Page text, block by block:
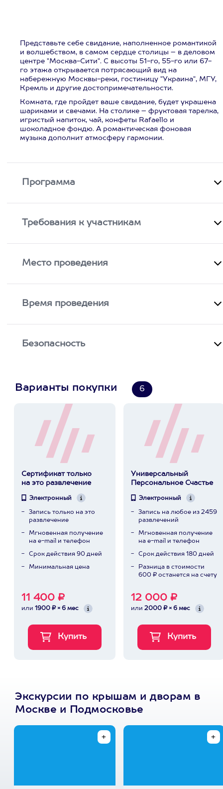
Представьте себе свидание, наполненное романтикой
и волшебством, в самом сердце столицы – в деловом
центре "Москва-Сити". С высоты 51-го, 55-го или 67-
го этажа открывается потрясающий вид на
набережную Москвы-реки, гостиницу "Украина", МГУ,
Кремль и другие достопримечательности.
Комната, где пройдет ваше свидание, будет украшена
шариками и свечами. На столике – фруктовая тарелка,
игристый напиток, чай, конфеты Rafaello и
шоколадное фондю. А романтическая фоновая
музыка дополнит атмосферу гармонии.
Программа
Требования к участникам
Место проведения
Время проведения
Безопасность
Варианты покупки 6
Сертификат только
на это развлечение
Электронный
Запись только на это
развлечение
Мгновенная получение
на e-mail и телефон
Срок действия 90 дней
Минимальная цена
11 400 ₽
или 1900 ₽ × 6 мес
Универсальный
Персональное Счастье
Электронный
Запись на любое из 2459
развлечений
Мгновенная получение
на e-mail и телефон
Срок действия 180 дней
Разница в стоимости
600 ₽ останется на счету
12 000 ₽
или 2000 ₽ × 6 мес
Экскурсии по крышам и дворам в
Москве и Подмосковье